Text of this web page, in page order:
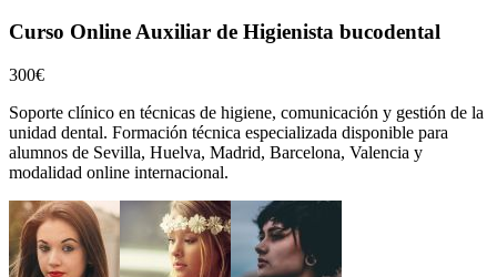
Curso Online Auxiliar de Higienista bucodental
300€
Soporte clínico en técnicas de higiene, comunicación y gestión de la
unidad dental. Formación técnica especializada disponible para
alumnos de Sevilla, Huelva, Madrid, Barcelona, Valencia y
modalidad online internacional.